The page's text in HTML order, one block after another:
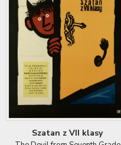
Szatan z VII klasy